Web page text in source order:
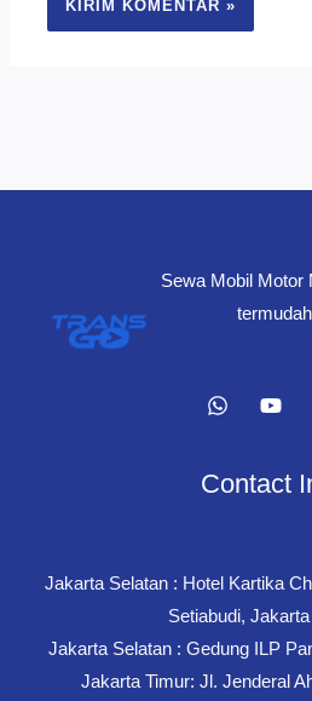
Sewa Mobil Motor
Contact
Jakarta Selatan : Hotel Kartika
Setiabudi,
Jakarta Selatan : Gedung ILP
Jakarta Timur: Jl. Jenderal